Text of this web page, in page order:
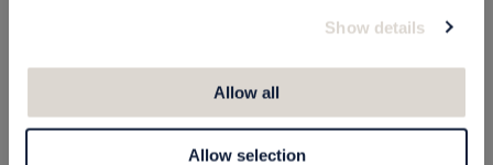
Show details
Allow all
Allow selection
Köp
180x200 cm
1 205,00 kr